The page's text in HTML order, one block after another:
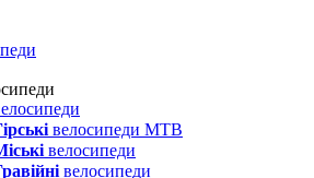
велосипеди MTB
велосипеди
велосипеди